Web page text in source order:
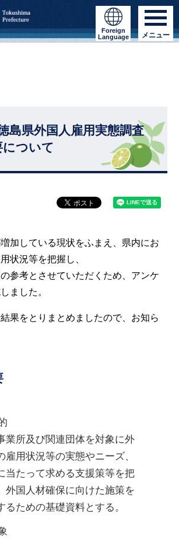
Foreign
Language
メニュー
島県外国人雇用実態調査
ついて
加している現状をふまえ、県内にお
状況等を把握し、
参考とさせていただくため、アンケ
ました。
果をとりまとめましたので、お知ら
業所及び関連団体を対象に外
雇用状況等の実態やニーズ、
当たって求める支援策等を把
外国人材確保に向けた施策を
るための基礎資料とする。